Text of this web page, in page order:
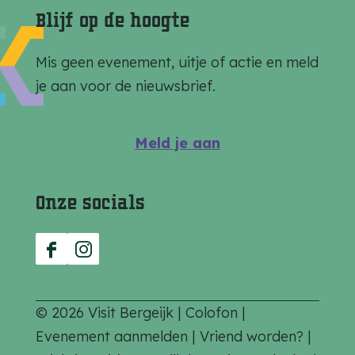
o
p
F
a
a
o
p
e
l
a
o
p
W
A
p
Blijf op de hoogte
Mis geen evenement, uitje of actie en meld
je aan voor de nieuwsbrief.
Meld je aan
Onze socials
F
c
e
I
s
t
© 2026 Visit Bergeijk | Colofon |
Evenement aanmelden | Vriend worden? |